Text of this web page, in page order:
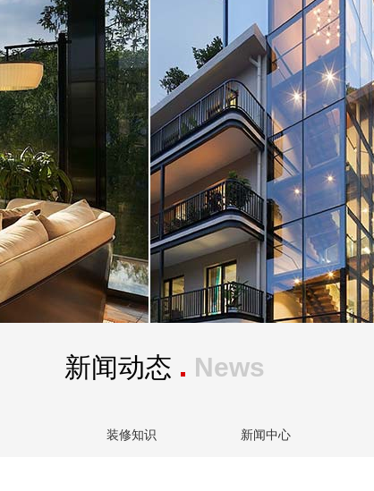
新闻动态 News
装修知识 新闻中心